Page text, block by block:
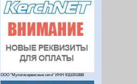
ООО "Мультисервисные сети" ИНН 9111001888